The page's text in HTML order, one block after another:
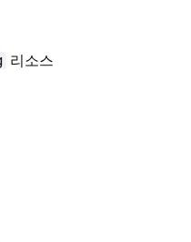
리소스